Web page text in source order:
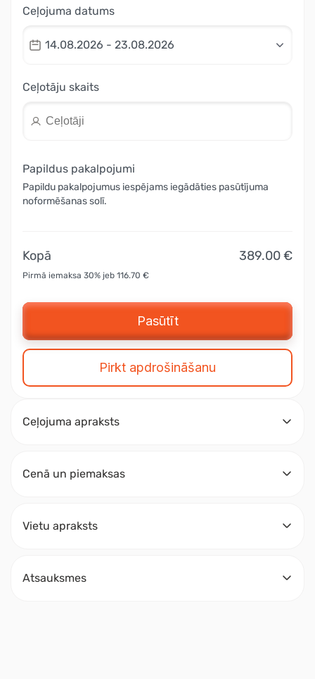
Ceļojuma apraksts
Cenā un piemaksas
Vietu apraksts
Atsauksmes
Ceļojuma datums
14.08.2026 - 23.08.2026
Ceļotāju skaits
Papildus pakalpojumi
Papildu pakalpojumus iespējams iegādāties pasūtījuma
noformēšanas solī.
Kopā 389.00 €
Pirmā iemaksa 30% jeb 116.70 €
Pasūtīt
Pirkt apdrošināšanu